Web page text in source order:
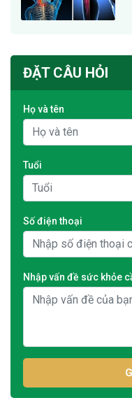
ĐẶT CÂU HỎI
Họ và tên
Tuổi
Số điện thoại
Nhập vấn đề sức khỏe